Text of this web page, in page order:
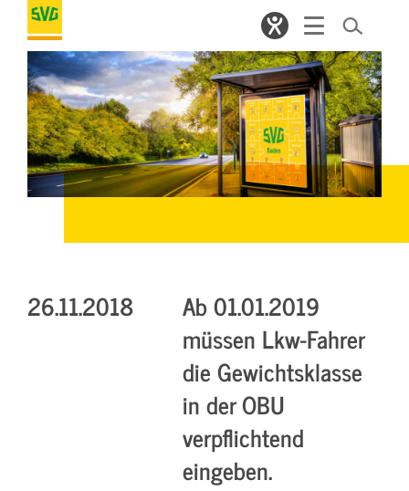
26.11.2018
Ab 01.01.2019
müssen Lkw-Fahrer
die Gewichtsklasse
in der OBU
verpflichtend
eingeben.